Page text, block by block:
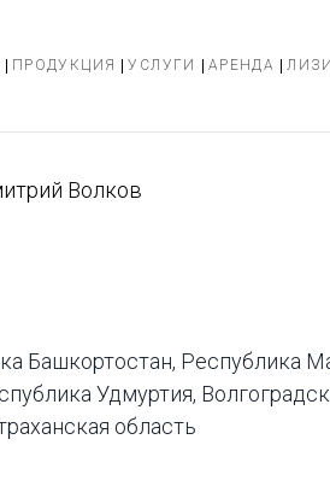
ПРОДУКЦИЯ УСЛУГИ АРЕНДА
Волков
Башкортостан, Республика
Удмуртия,
область